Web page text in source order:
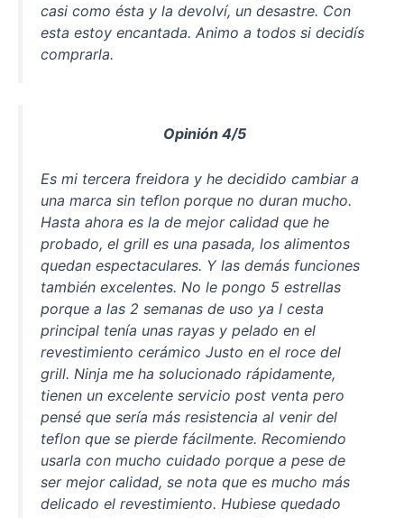
casi como ésta y la devolví, un desastre. Con
esta estoy encantada. Animo a todos si decidís
comprarla.
Opinión 4/5
Es mi tercera freidora y he decidido cambiar a
una marca sin teflon porque no duran mucho.
Hasta ahora es la de mejor calidad que he
probado, el grill es una pasada, los alimentos
quedan espectaculares. Y las demás funciones
también excelentes. No le pongo 5 estrellas
porque a las 2 semanas de uso ya l cesta
principal tenía unas rayas y pelado en el
revestimiento cerámico Justo en el roce del
grill. Ninja me ha solucionado rápidamente,
tienen un excelente servicio post venta pero
pensé que sería más resistencia al venir del
teflon que se pierde fácilmente. Recomiendo
usarla con mucho cuidado porque a pese de
ser mejor calidad, se nota que es mucho más
delicado el revestimiento. Hubiese quedado